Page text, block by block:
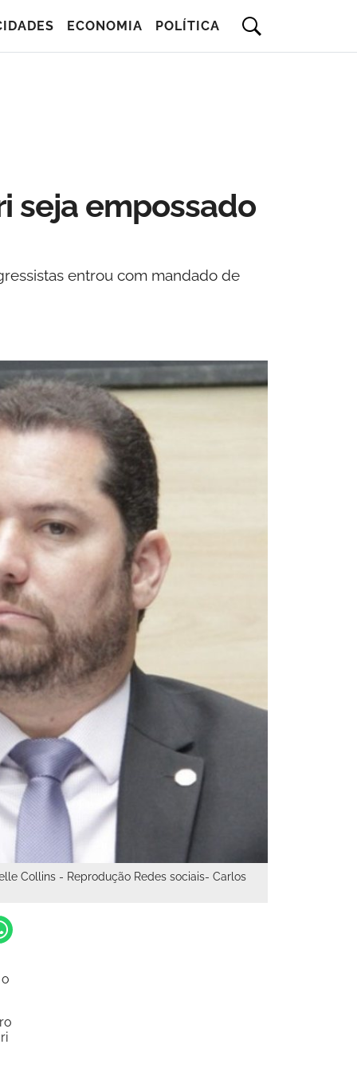
ECONOMIA POLÍTICA
seja empossado
entrou com mandado de
Collins - Reprodução Redes sociais- Carlos